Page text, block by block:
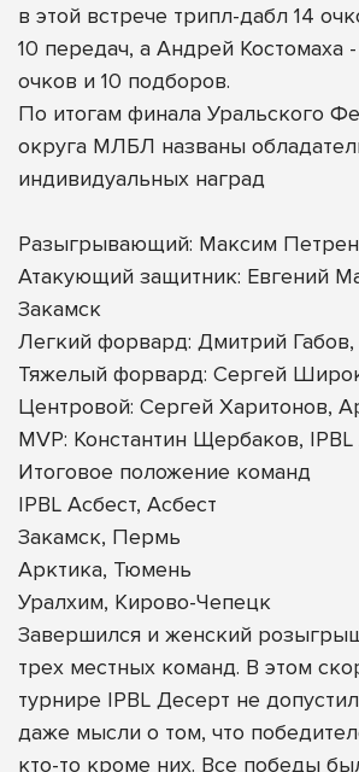
в этой встрече трипл-дабл 14
10 передач, а Андрей Костомаха
очков и 10 подборов.
По итогам финала Уральского
округа МЛБЛ названы
индивидуальных наград
Разыгрывающий: Максим
Атакующий защитник: Евгений
Закамск
Легкий форвард: Дмитрий Габов,
Тяжелый форвард: Сергей
Центровой: Сергей Харитонов,
MVP: Константин Щербаков, IPBL
Итоговое положение команд
IPBL Асбест, Асбест
Закамск, Пермь
Арктика, Тюмень
Уралхим, Кирово-Чепецк
Завершился и женский
трех местных команд. В этом
турнире IPBL Десерт не
даже мысли о том, что
кто-то кроме них. Все победы